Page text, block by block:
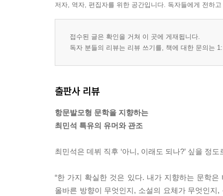
저자, 역자, 편집자를 위한 공간입니다. 독자들에게 전하
접수된 글은 확인을 거쳐 이 곳에 게재됩니다.
독자 분들의 리뷰는 리뷰 쓰기를, 책에 대한 문의는
출판사 리뷰
항문발모형 문학을 지향하는
최민석 특유의 유머와 관조
최민석은 데뷔 직후 ‘아니, 이래도 되나?’ 싶을 정
“한 가지 확실한 것은 있다. 내가 지향하는 문학
올바른 방향이 무엇인지, 소설의 요체가 무엇인